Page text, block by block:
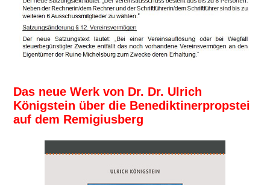
Das neue Werk von Dr. Dr. Ulrich
Königstein über die Benediktinerpropstei
auf dem Remigiusberg